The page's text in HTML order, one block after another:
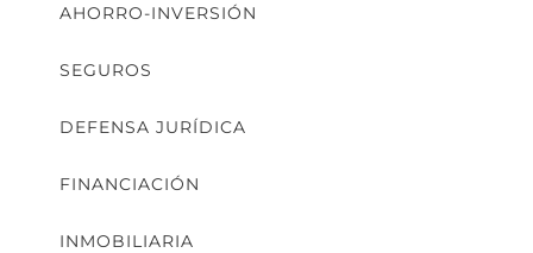
AHORRO-INVERSIÓN
SEGUROS
DEFENSA JURÍDICA
FINANCIACIÓN
INMOBILIARIA